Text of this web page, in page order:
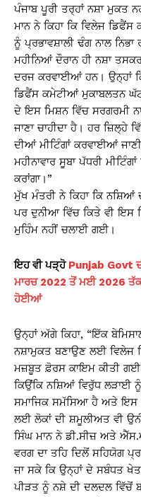
ਪੰਜਾਬ ਪੂਰੀ ਤਰ੍ਹਾਂ ਨਸ਼ਾ ਮੁਕਤ
ਮਾਨ ਨੇ ਕਿਹਾ ਕਿ ਵਿਲੇਜ
ਨੂੰ ਪ੍ਰਭਾਵਸ਼ਾਲੀ ਢੰਗ ਨਾਲ
ਮਹੀਨਿਆਂ ਦੌਰਾਨ ਹੀ ਨਸ਼ਾ
ਦਰਜ ਕਰਵਾਈਆਂ ਹਨ। ਉਨ੍ਹਾਂ
ਡਿਫੈਂਸ ਕਮੇਟੀਆਂ ਮੁਕਾਬਲਤਨ
ਦੇ ਇਸ ਮਿਸ਼ਨ ਵਿੱਚ ਸਰਗਰਮੀ
ਜਾਣਾ ਚਾਹੀਦਾ ਹੈ। ਹਰ ਜ਼ਿਲ੍ਹੇ
ਦੀਆਂ ਮੀਟਿੰਗਾਂ ਕਰਵਾਈਆਂ
ਮਹੀਨਾਵਾਰ ਸੂਬਾ ਪੱਧਰੀ
ਕਰਾਂਗਾ।”
ਮੁੱਖ ਮੰਤਰੀ ਨੇ ਕਿਹਾ ਕਿ
ਪਰ ਦੁਨੀਆ ਵਿੱਚ ਕਿਤੇ ਵੀ ਇਸ
ਮੁਹਿੰਮ ਨਹੀਂ ਚਲਾਈ ਗਈ।
ਇਹ ਵੀ ਪੜ੍ਹੋ Punjab Govt
ਮਾਰਚ 2022 ਤੋਂ ਮਈ 2026
ਹੋਈਆਂ
ਉਨ੍ਹਾਂ ਅੱਗੇ ਕਿਹਾ, “ਇੱਕ
ਨਸ਼ਾਮੁਕਤ ਬਣਾਉਣ ਲਈ ਵਿਲੇਜ
ਮਜ਼ਬੂਤ ​​ਫ਼ੋਰਸ ਕਾਇਮ ਕੀਤੀ ਗਈ
ਕਿਉਂਕਿ ਨਸ਼ਿਆਂ ਵਿਰੁੱਧ ਲੜਾਈ
ਸਮਾਜਿਕ ਸਮੱਸਿਆ ਹੈ ਅਤੇ ਇਸ
ਲਈ ਲੋਕਾਂ ਦੀ ਸ਼ਮੂਲੀਅਤ ਵੀ
ਸਿੰਘ ਮਾਨ ਨੇ ਡੀ.ਸੀਜ਼ ਅਤੇ
ਵਰਗ ਦਾ ਤਹਿ ਦਿਲੋਂ ਸਹਿਯੋਗ
ਜਾ ਸਕੇ ਕਿ ਉਨ੍ਹਾਂ ਦੇ ਸਬੰਧਤ
ਪੀੜਤ ਨੂੰ ਨਸ਼ੇ ਦੀ ਦਲਦਲ ਵਿੱਚੋਂ